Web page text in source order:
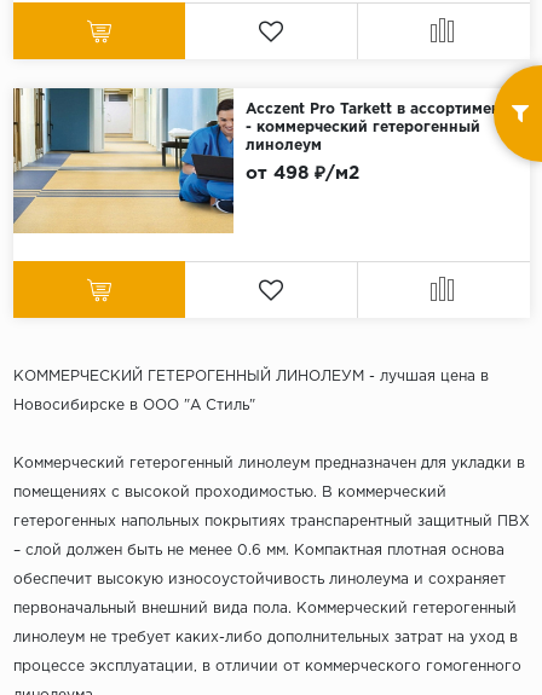
Acczent Pro Tarkett в ассортименте
- коммерческий гетерогенный
линолеум
от 498 ₽/м2
КОММЕРЧЕСКИЙ ГЕТЕРОГЕННЫЙ ЛИНОЛЕУМ - лучшая цена в
Новосибирске в ООО "А Стиль"
Коммерческий гетерогенный линолеум предназначен для укладки в
помещениях с высокой проходимостью. В коммерческий
гетерогенных напольных покрытиях транспарентный защитный ПВХ
– слой должен быть не менее 0.6 мм. Компактная плотная основа
обеспечит высокую износоустойчивость линолеума и сохраняет
первоначальный внешний вида пола. Коммерческий гетерогенный
линолеум не требует каких-либо дополнительных затрат на уход в
процессе эксплуатации, в отличии от коммерческого гомогенного